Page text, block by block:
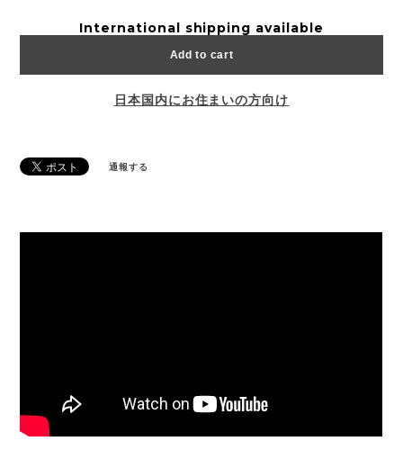
International shipping available
Add to cart
日本国内にお住まいの方向け
通報する